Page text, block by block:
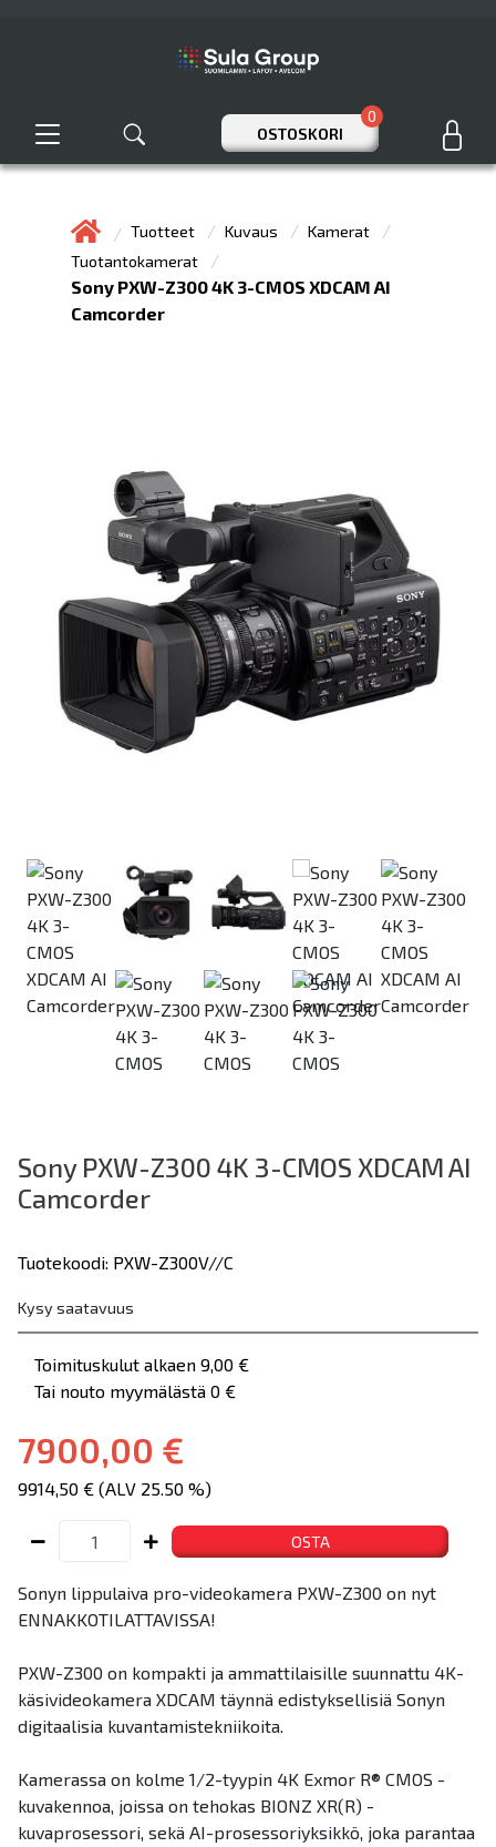
OSTOSKORI
0
Tuotteet Kuvaus
Kamerat
Tuotantokamerat
Sony PXW-Z300 4K 3-CMOS XDCAM AI
Camcorder
Previous
Sony PXW-Z300 4K 3-CMOS XDCAM AI
Camcorder
Tuotekoodi: PXW-Z300V//C
Kysy saatavuus
Toimituskulut alkaen 9,00 €
Tai nouto myymälästä 0 €
7900,00 €
9914,50 € (ALV 25.50 %)
OSTA
Sonyn lippulaiva pro-videokamera PXW-Z300 on nyt
ENNAKKOTILATTAVISSA!
PXW-Z300 on kompakti ja ammattilaisille suunnattu 4K-
käsivideokamera XDCAM täynnä edistyksellisiä Sonyn
digitaalisia kuvantamistekniikoita.
Kamerassa on kolme 1/2-tyypin 4K Exmor R® CMOS -
kuvakennoa, joissa on tehokas BIONZ XR(R) -
kuvaprosessori, sekä AI-prosessoriyksikkö, joka parantaa